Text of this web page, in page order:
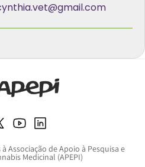
Associação de Apoio à Pesquisa e
Medicinal (APEPI)